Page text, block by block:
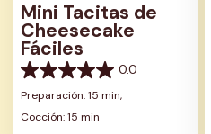
Mini Tacitas de
Cheesecake
Fáciles
0.0
0.0
de
5
Preparación: 15 min,
Cocción: 15 min